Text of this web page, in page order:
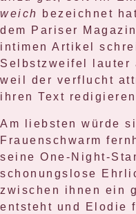
weich
bezeichnet
dem Pariser Magazin
intimen Artikel
Selbstzweifel lauter
weil der verflucht
ihren Text
Am liebsten würde
Frauenschwarm
seine One-Night-
schonungslose
zwischen ihnen ein
entsteht und Elodie